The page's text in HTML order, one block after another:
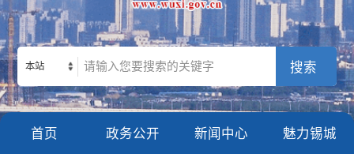
本站
首页 政务公开 新闻中心 魅力锡城